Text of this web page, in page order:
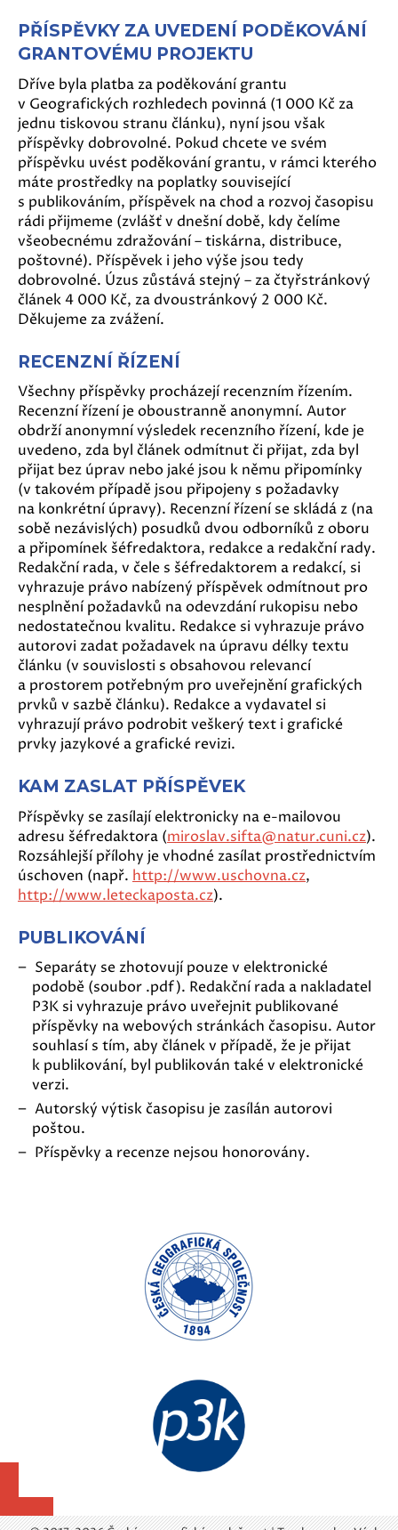
PŘÍSPĚVKY ZA UVEDENÍ PODĚKOVÁNÍ
GRANTOVÉMU PROJEKTU
Dříve byla platba za poděkování grantu
v Geografických rozhledech povinná (1 000 Kč za
jednu tiskovou stranu článku), nyní jsou však
příspěvky dobrovolné. Pokud chcete ve svém
příspěvku uvést poděkování grantu, v rámci kterého
máte prostředky na poplatky související
s publikováním, příspěvek na chod a rozvoj časopisu
rádi přijmeme (zvlášť v dnešní době, kdy čelíme
všeobecnému zdražování – tiskárna, distribuce,
poštovné). Příspěvek i jeho výše jsou tedy
dobrovolné. Úzus zůstává stejný – za čtyřstránkový
článek 4 000 Kč, za dvoustránkový 2 000 Kč.
Děkujeme za zvážení.
RECENZNÍ ŘÍZENÍ
Všechny příspěvky procházejí recenzním řízením.
Recenzní řízení je oboustranně anonymní. Autor
obdrží anonymní výsledek recenzního řízení, kde je
uvedeno, zda byl článek odmítnut či přijat, zda byl
přijat bez úprav nebo jaké jsou k němu připomínky
(v takovém případě jsou připojeny s požadavky
na konkrétní úpravy). Recenzní řízení se skládá z (na
sobě nezávislých) posudků dvou odborníků z oboru
a připomínek šéfredaktora, redakce a redakční rady.
Redakční rada, v čele s šéfredaktorem a redakcí, si
vyhrazuje právo nabízený příspěvek odmítnout pro
nesplnění požadavků na odevzdání rukopisu nebo
nedostatečnou kvalitu. Redakce si vyhrazuje právo
autorovi zadat požadavek na úpravu délky textu
článku (v souvislosti s obsahovou relevancí
a prostorem potřebným pro uveřejnění grafických
prvků v sazbě článku). Redakce a vydavatel si
vyhrazují právo podrobit veškerý text i grafické
prvky jazykové a grafické revizi.
KAM ZASLAT PŘÍSPĚVEK
Příspěvky se zasílají elektronicky na e-mailovou
adresu šéfredaktora (miroslav.sifta@natur.cuni.cz).
Rozsáhlejší přílohy je vhodné zasílat prostřednictvím
úschoven (např. http://www.uschovna.cz,
http://www.leteckaposta.cz).
PUBLIKOVÁNÍ
Separáty se zhotovují pouze v elektronické
podobě (soubor .pdf). Redakční rada a nakladatel
P3K si vyhrazuje právo uveřejnit publikované
příspěvky na webových stránkách časopisu. Autor
souhlasí s tím, aby článek v případě, že je přijat
k publikování, byl publikován také v elektronické
verzi.
Autorský výtisk časopisu je zasílán autorovi
poštou.
Příspěvky a recenze nejsou honorovány.